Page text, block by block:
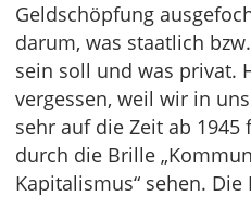
Geldschöpfung
darum, was staatlich
sein soll und was privat.
vergessen, weil wir in
sehr auf die Zeit ab
durch die Brille
Kapitalismus“ sehen.